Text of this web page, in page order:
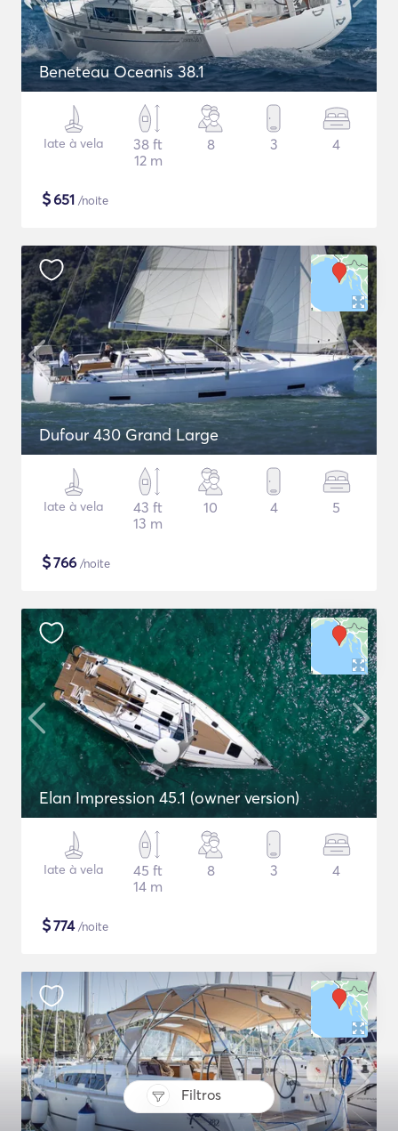
Filtros
Beneteau Oceanis 38.1
Iate à vela
38 ft
12 m
8 3 4
$651 /noite
Dufour 430 Grand Large
Iate à vela
43 ft
13 m
10 4 5
$766 /noite
Elan Impression 45.1 (owner version)
Iate à vela
45 ft
14 m
8 3 4
$774/noite